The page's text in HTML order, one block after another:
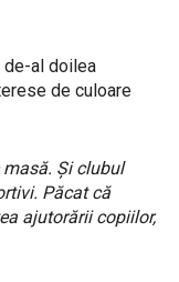
de-al doilea
de culoare
Și clubul
Păcat că
ajutorării copiilor,